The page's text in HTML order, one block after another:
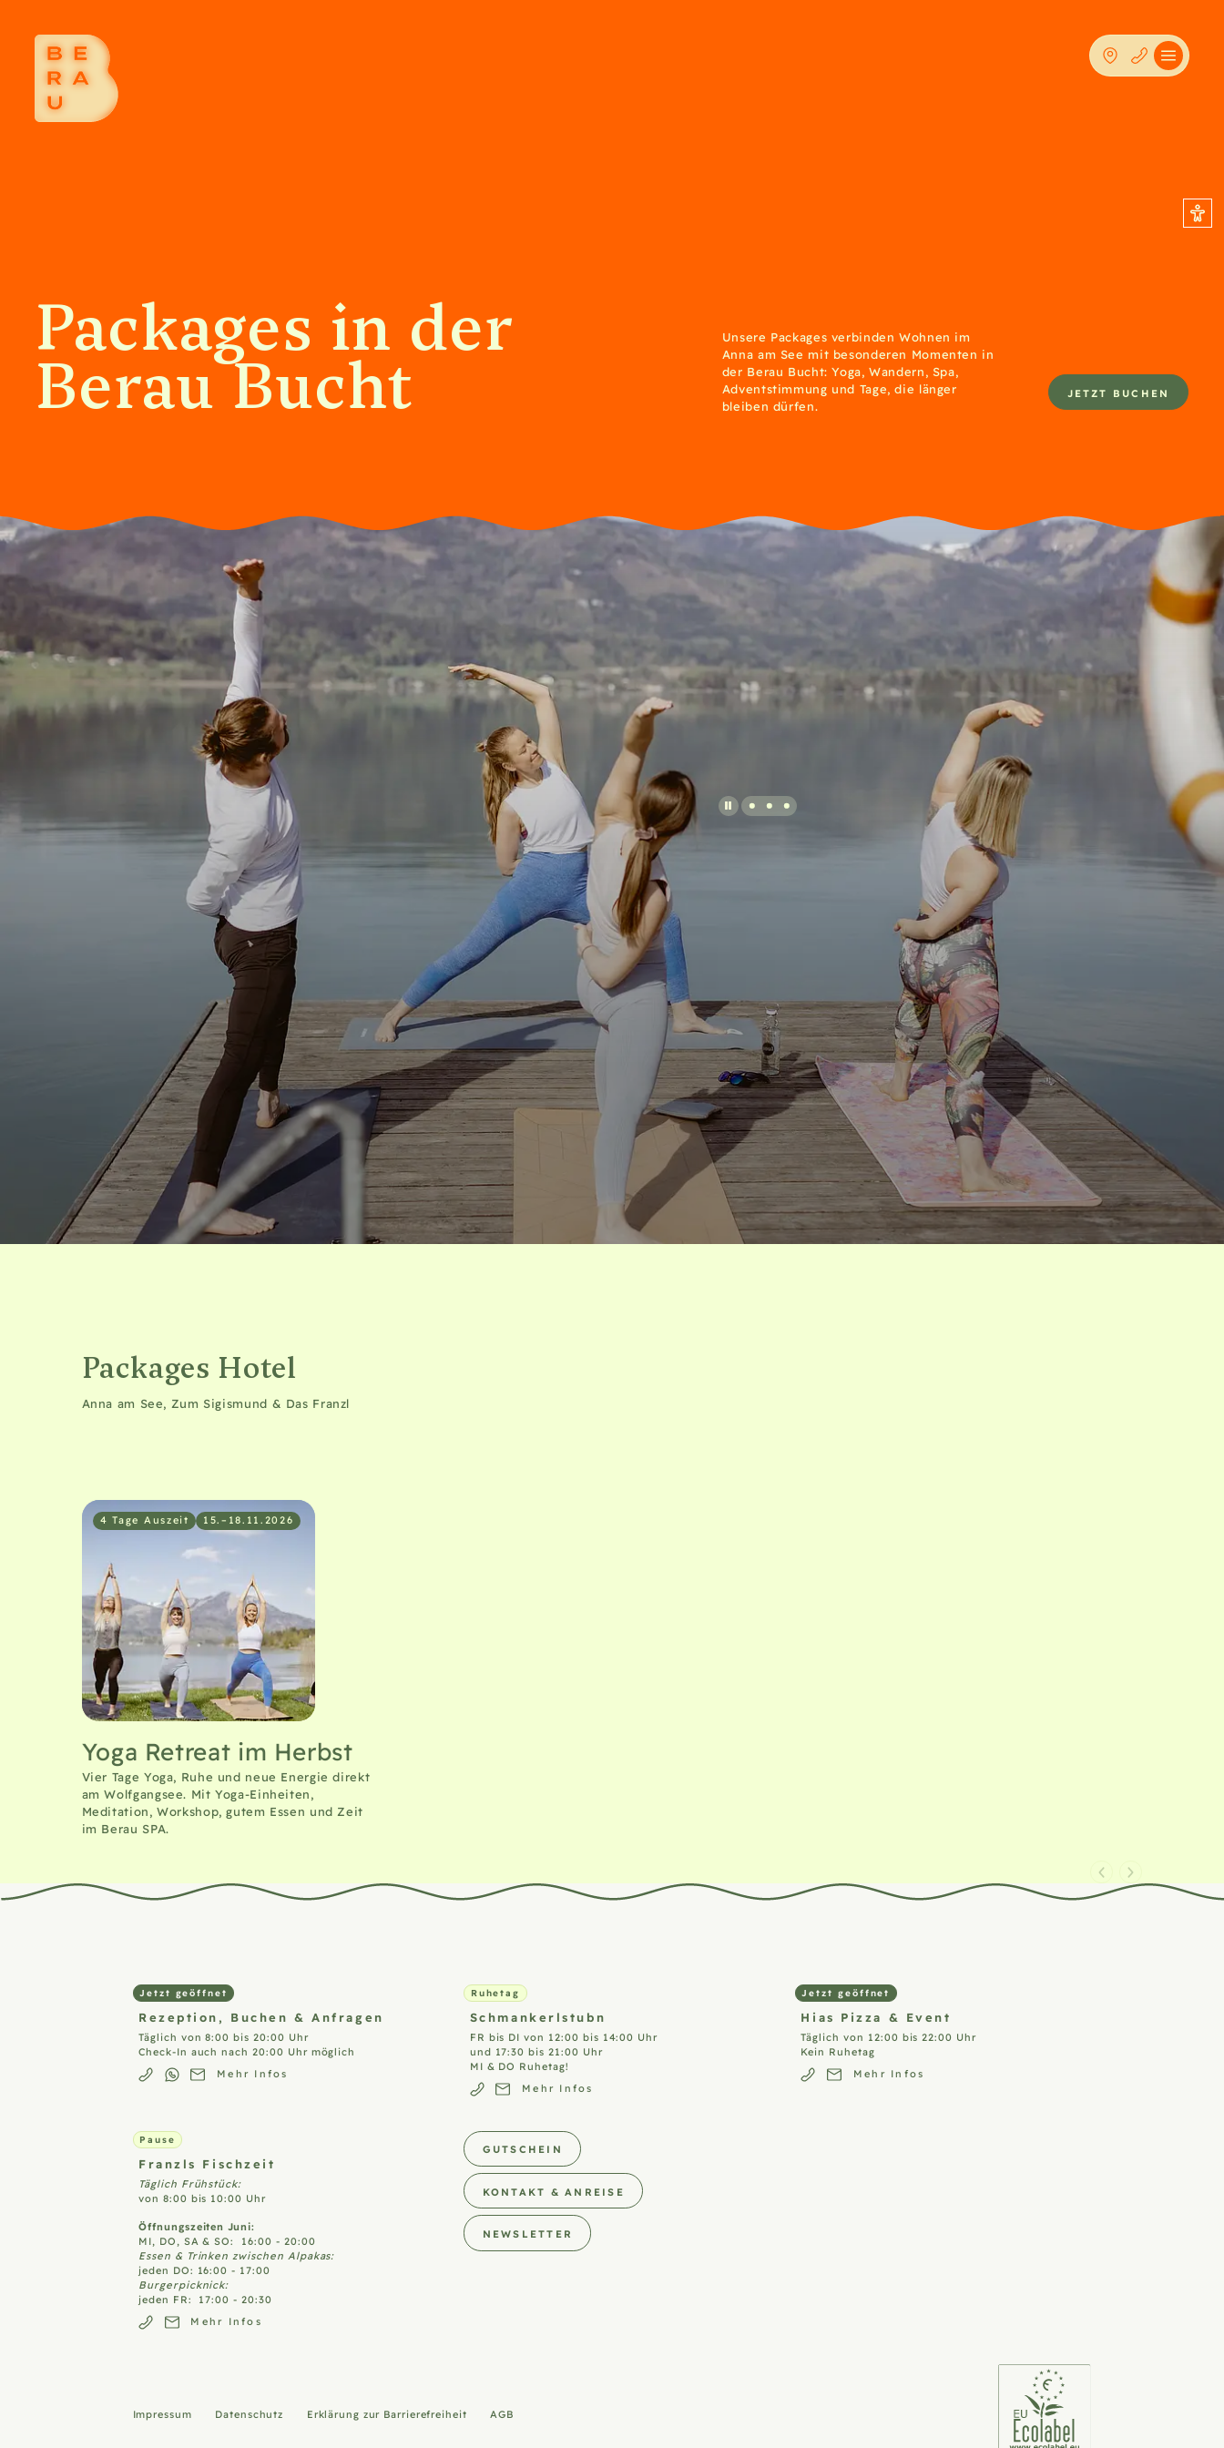
Packages in der
Berau Bucht
Unsere Packages verbinden Wohnen im
Anna am See mit besonderen Momenten in
der Berau Bucht: Yoga, Wandern, Spa,
Adventstimmung und Tage, die länger
bleiben dürfen.
JETZT BUCHEN
Packages Hotel
Anna am See, Zum Sigismund & Das Franzl
Zimmer 1 von 1
Yoga Retreat im Herbst
Vier Tage Yoga, Ruhe und neue Energie direkt
am Wolfgangsee. Mit Yoga-Einheiten,
Meditation, Workshop, gutem Essen und Zeit
im Berau SPA.
4 Tage Auszeit 15.–18.11.2026
Rezeption, Buchen & Anfragen
Jetzt geöffnet
Täglich von 8:00 bis 20:00 Uhr
Check-In auch nach 20:00 Uhr möglich
Mehr Infos
Schmankerlstubn
Ruhetag
FR bis DI von 12:00 bis 14:00 Uhr
und 17:30 bis 21:00 Uhr
MI & DO Ruhetag!
Mehr Infos
Hias Pizza & Event
Jetzt geöffnet
Täglich von 12:00 bis 22:00 Uhr
Kein Ruhetag
Mehr Infos
Franzls Fischzeit
Pause
Täglich Frühstück:
von 8:00 bis 10:00 Uhr
Öffnungszeiten Juni:
MI, DO, SA & SO: 16:00 - 20:00
Essen & Trinken zwischen Alpakas:
jeden DO: 16:00 - 17:00
Burgerpicknick:
jeden FR: 17:00 - 20:30
Mehr Infos
GUTSCHEIN
KONTAKT & ANREISE
NEWSLETTER
Impressum Datenschutz Erklärung zur Barrierefreiheit AGB